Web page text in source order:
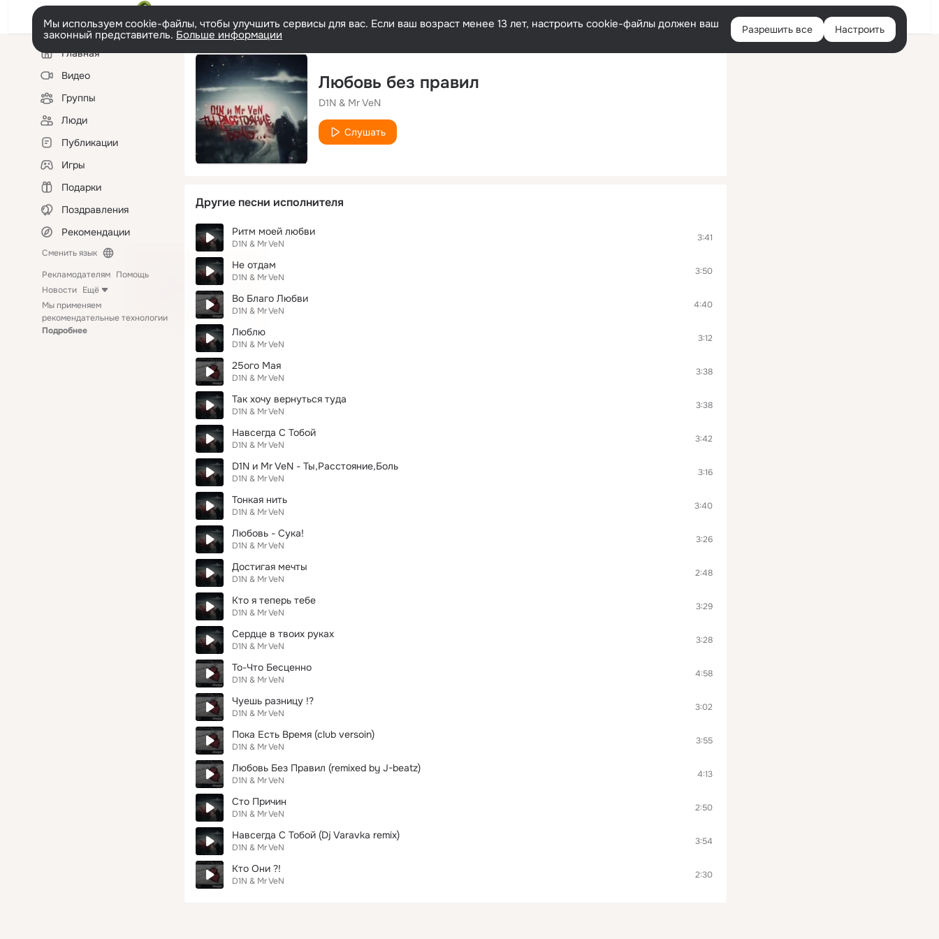
Войти
Мы используем cookie-файлы, чтобы улучшить сервисы для вас. Если ваш возраст менее 13 лет, настроить cookie-файлы должен ваш
законный представитель. Больше информации Разрешить все Настроить
Левая
колонкаГлавная
Видео
Группы
Люди
Публикации
Игры
Подарки
Поздравления
Рекомендации
Сменить язык
Рекламодателям Помощь
Новости Ещё
Мы применяем
рекомендательные технологии
Подробнее
Любовь без правил
D1N & Mr VeN
Слушать
Другие песни исполнителя
Ритм моей любви
D1N & Mr VeN
3:41
Не отдам
D1N & Mr VeN
3:50
Во Благо Любви
D1N & Mr VeN
4:40
Люблю
D1N & Mr VeN
3:12
25ого Мая
D1N & Mr VeN
3:38
Так хочу вернуться туда
D1N & Mr VeN
3:38
Навсегда С Тобой
D1N & Mr VeN
3:42
D1N и Mr VeN - Ты,Расстояние,Боль
D1N & Mr VeN
3:16
Тонкая нить
D1N & Mr VeN
3:40
Любовь - Сука!
D1N & Mr VeN
3:26
Достигая мечты
D1N & Mr VeN
2:48
Кто я теперь тебе
D1N & Mr VeN
3:29
Сердце в твоих руках
D1N & Mr VeN
3:28
То-Что Бесценно
D1N & Mr VeN
4:58
Чуешь разницу !?
D1N & Mr VeN
3:02
Пока Есть Время (club versoin)
D1N & Mr VeN
3:55
Любовь Без Правил (remixed by J-beatz)
D1N & Mr VeN
4:13
Сто Причин
D1N & Mr VeN
2:50
Навсегда С Тобой (Dj Varavka remix)
D1N & Mr VeN
3:54
Кто Они ?!
D1N & Mr VeN
2:30